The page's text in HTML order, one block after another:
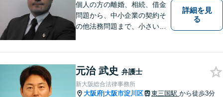
個人の方の離婚、相続、借金
問題から、中小企業の契約そ
の他法務問題まで、小さい事
す。
詳細を見
る
元治 武史 弁護士
新大阪総合法律事務所
大阪府|大阪市淀川区 東三国駅 から徒歩3分